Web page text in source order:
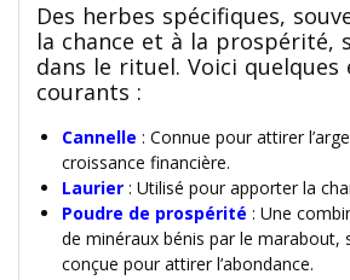
Des herbes spécifiques,
la chance et à la prospérité,
dans le rituel. Voici quelques
courants :
Cannelle : Connue pour attirer
croissance financière.
Laurier : Utilisé pour apporter la
Poudre de prospérité : Une
de minéraux bénis par le marabout,
conçue pour attirer l’abondance.